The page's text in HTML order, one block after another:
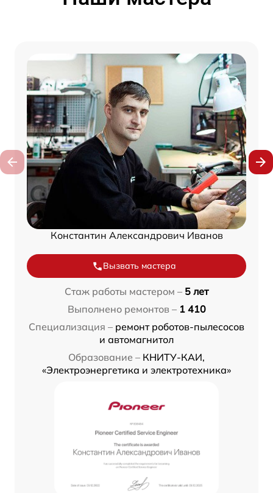
Константин Александрович Иванов
Вызвать мастера
Стаж работы мастером – 5 лет
Выполнено ремонтов – 1 410
Специализация – ремонт роботов-пылесосов
и автомагнитол
Образование – КНИТУ-КАИ,
«Электроэнергетика и электротехника»